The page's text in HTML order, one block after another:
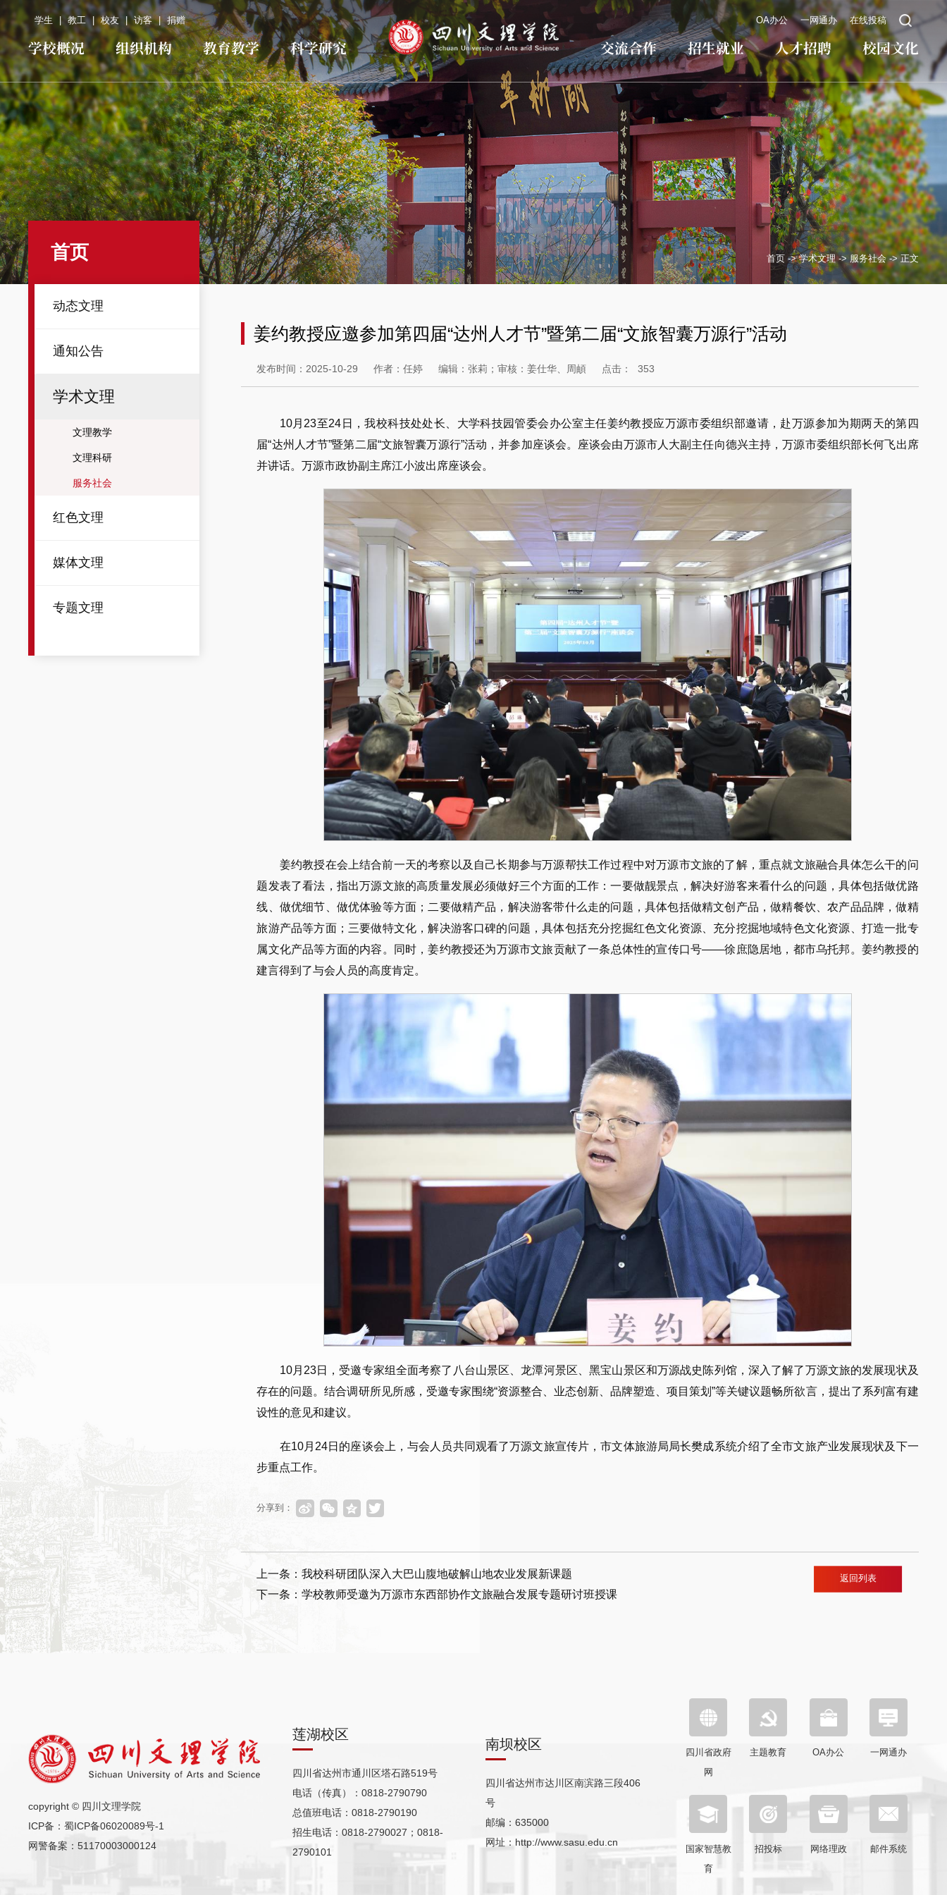
学生 | 教工 校友 | 访客 | 捐赠 OA办公 一网通办 在线投稿
学校概况 组织机构 教育教学 科学研究 交流合作 招生就业 人才招聘 校园文化
首页 ->学术文理-> 服务社会->正文
首页
动态文理
通知公告
学术文理
文理教学
文理科研
服务社会
红色文理
媒体文理
专题文理
姜约教授应邀参加第四届“达州人才节”暨第二届“文旅智囊万源行”活动
发布时间：2025-10-29 作者：任婷 编辑：张莉；审核：姜仕华、周頔 点击： 353
10月23至24日，我校科技处处长、大学科技园管委会办公室主任姜约教授应万源市委组织部邀请，赴万源参加为期两天的第四
届“达州人才节”暨第二届“文旅智囊万源行”活动，并参加座谈会。座谈会由万源市人大副主任向德兴主持，万源市委组织部长何飞出席
并讲话。万源市政协副主席江小波出席座谈会。
姜约教授在会上结合前一天的考察以及自己长期参与万源帮扶工作过程中对万源市文旅的了解，重点就文旅融合具体怎么干的问
题发表了看法，指出万源文旅的高质量发展必须做好三个方面的工作：一要做靓景点，解决好游客来看什么的问题，具体包括做优路
线、做优细节、做优体验等方面；二要做精产品，解决游客带什么走的问题，具体包括做精文创产品，做精餐饮、农产品品牌，做精
旅游产品等方面；三要做特文化，解决游客口碑的问题，具体包括充分挖掘红色文化资源、充分挖掘地域特色文化资源、打造一批专
属文化产品等方面的内容。同时，姜约教授还为万源市文旅贡献了一条总体性的宣传口号——徐庶隐居地，都市乌托邦。姜约教授的
建言得到了与会人员的高度肯定。
10月23日，受邀专家组全面考察了八台山景区、龙潭河景区、黑宝山景区和万源战史陈列馆，深入了解了万源文旅的发展现状及
存在的问题。结合调研所见所感， 受邀专家围绕“资源整合、业态创新、品牌塑造、项目策划”等关键议题畅所欲言，提出了系列富有建
设性的意见和建议。
在10月24日的座谈会上，与会人员共同观看了万源文旅宣传片，市文体旅游局局长樊成系统介绍了全市文旅产业发展现状及下一
步重点工作。
分享到：
上一条：我校科研团队深入大巴山腹地破解山地农业发展新课题
下一条：学校教师受邀为万源市东西部协作文旅融合发展专题研讨班授课
返回列表
copyright © 四川文理学院
ICP备：蜀ICP备06020089号-1
网警备案：51170003000124
莲湖校区
四川省达州市通川区塔石路519号
电话（传真）：0818-2790790
总值班电话：0818-2790190
招生电话：0818-2790027；0818-
2790101
南坝校区
四川省达州市达川区南滨路三段406
号
邮编：635000
网址：http://www.sasu.edu.cn
四川省政府
网
主题教育 OA办公 一网通办
国家智慧教
育
招投标 网络理政 邮件系统